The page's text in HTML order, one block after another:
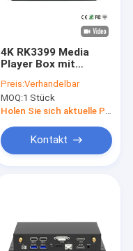
4K RK3399 Media
Player Box mit
Bluetooth und
Unterstützung der
Fernbedienung
Preis:Verhandelbar
MOQ:1 Stück
Holen Sie sich aktuelle Preis
Kontakt